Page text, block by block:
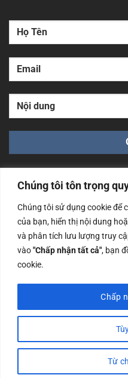
Chúng tôi tôn trọng
Chúng tôi sử dụng cookie để
của bạn, hiển thị nội dung
và phân tích lưu lượng truy
vào"Chấp nhận tất cả", bạn
cookie.
Từ
Chấp
Công ty TNHH Nam Bình
cấp ngày 14/06/2019 bởi
Nội
Copyrights @2023 Nam